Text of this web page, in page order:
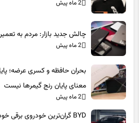
2 ماه پیش
چالش جدید بازار: مردم به
2 ماه پیش
بحران حافظه و کسری عرضه؛
معنای پایان رنج گیمرها نیست
2 ماه پیش